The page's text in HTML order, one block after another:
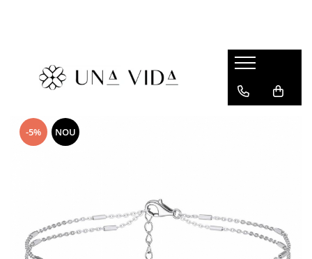
Cadouri pentru EA
CADOURI sub 150 lei - EA
CADOURI sub 150 lei - EL
-5% NOU